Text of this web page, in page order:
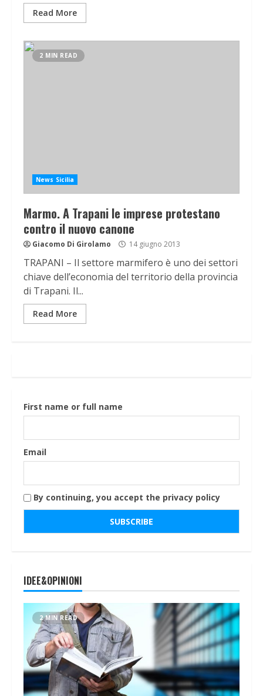
Read More
2 MIN READ
News Sicilia
Marmo. A Trapani le imprese protestano
contro il nuovo canone
Giacomo Di Girolamo 14 giugno 2013
TRAPANI – Il settore marmifero è uno dei settori
chiave dell’economia del territorio della provincia
di Trapani. Il...
Read More
First name or full name
Email
By continuing, you accept the privacy policy
IDEE&OPINIONI
2 MIN READ